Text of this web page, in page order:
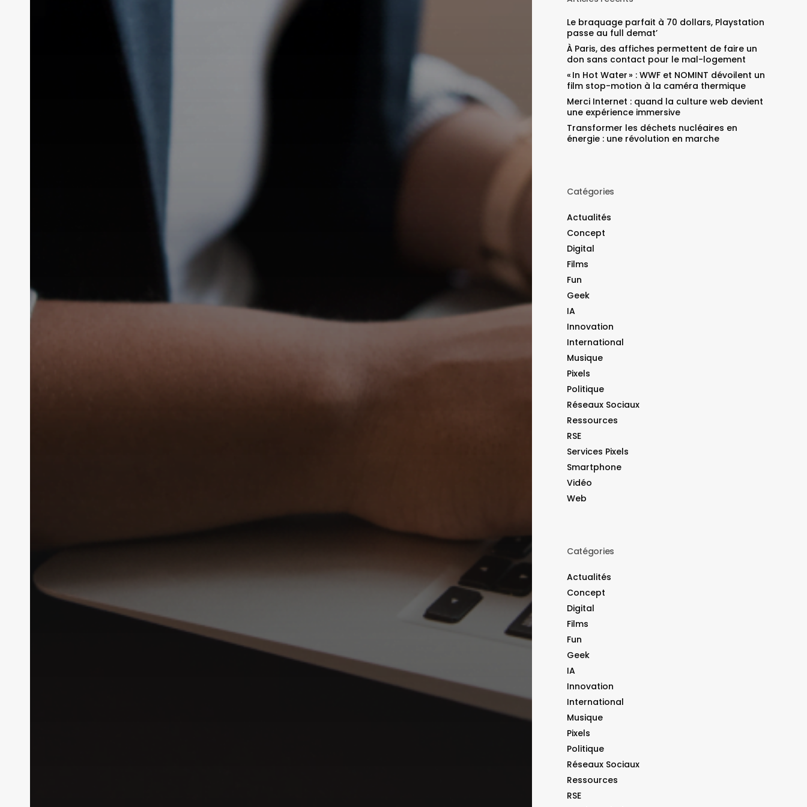
Le braquage parfait à 70 dollars, Playstation
passe au full demat’
À Paris, des affiches permettent de faire un
don sans contact pour le mal-logement
« In Hot Water » : WWF et NOMINT dévoilent un
film stop-motion à la caméra thermique
Merci Internet : quand la culture web devient
une expérience immersive
Transformer les déchets nucléaires en
énergie : une révolution en marche
Catégories
Actualités
Concept
Digital
Films
Fun
Geek
IA
Innovation
International
Musique
Pixels
Politique
Réseaux Sociaux
Ressources
RSE
Services Pixels
Smartphone
Vidéo
Web
Catégories
Actualités
Concept
Digital
Films
Fun
Geek
IA
Innovation
International
Musique
Pixels
Politique
Réseaux Sociaux
Ressources
RSE